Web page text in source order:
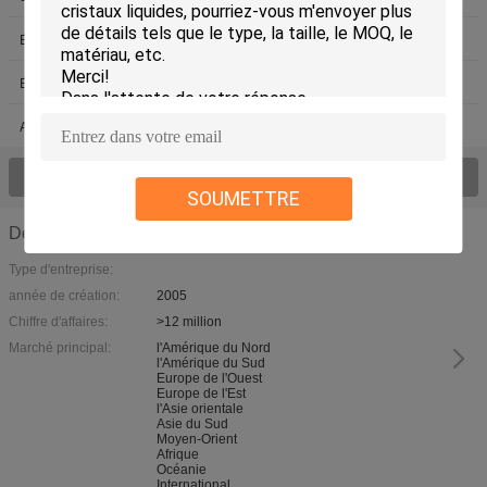
SOUMETTRE
Écran tactile résistif Panneau de Tounch de kiosque
Écran tactile de jeu
Affichage de barre de LED
Regardez tout le > de produits ;
Détails de la société
Type d'entreprise:
année de création:
2005
Chiffre d'affaires:
>12 million
Marché principal:
l'Amérique du Nord
l'Amérique du Sud
Europe de l'Ouest
Europe de l'Est
l'Asie orientale
Asie du Sud
Moyen-Orient
Afrique
Océanie